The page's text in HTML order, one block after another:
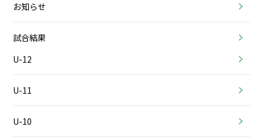
お知らせ
試合結果
U-12
U-11
U-10